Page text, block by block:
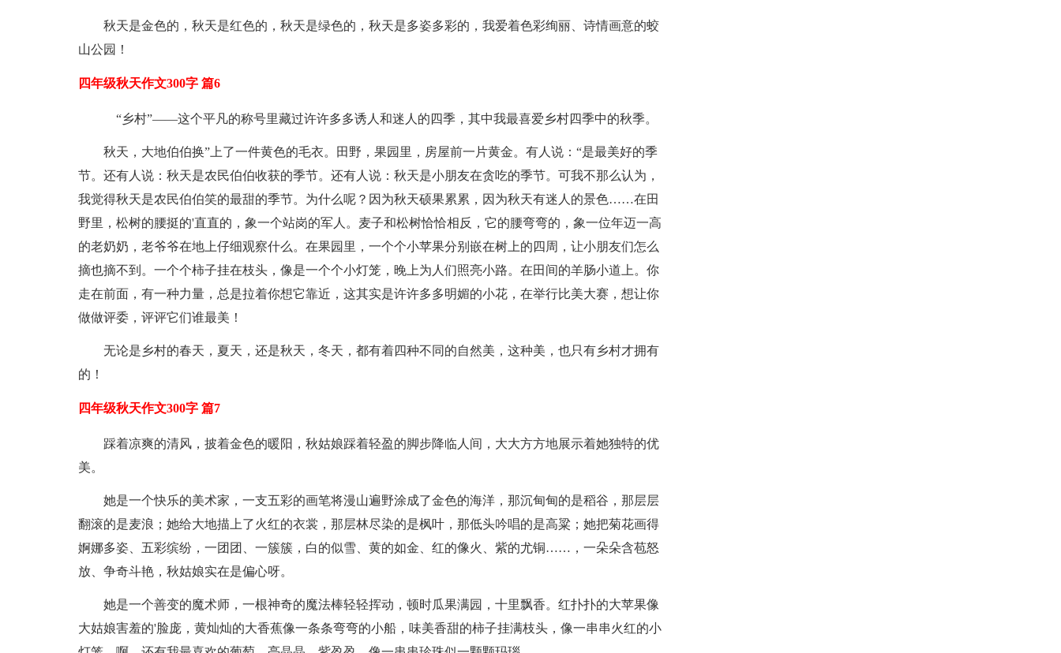
秋天是金色的，秋天是红色的，秋天是绿色的，秋天是多姿多彩的，我爱着色彩绚丽、诗情画意的蛟
山公园！
四年级秋天作文300字 篇6
“乡村”——这个平凡的称号里藏过许许多多诱人和迷人的四季，其中我最喜爱乡村四季中的秋季。
秋天，大地伯伯换”上了一件黄色的毛衣。田野，果园里，房屋前一片黄金。有人说：“是最美好的季
节。还有人说：秋天是农民伯伯收获的季节。还有人说：秋天是小朋友在贪吃的季节。可我不那么认为，
我觉得秋天是农民伯伯笑的最甜的季节。为什么呢？因为秋天硕果累累，因为秋天有迷人的景色……在田
野里，松树的腰挺的'直直的，象一个站岗的军人。麦子和松树恰恰相反，它的腰弯弯的，象一位年迈一高
的老奶奶，老爷爷在地上仔细观察什么。在果园里，一个个小苹果分别嵌在树上的四周，让小朋友们怎么
摘也摘不到。一个个柿子挂在枝头，像是一个个小灯笼，晚上为人们照亮小路。在田间的羊肠小道上。你
走在前面，有一种力量，总是拉着你想它靠近，这其实是许许多多明媚的小花，在举行比美大赛，想让你
做做评委，评评它们谁最美！
无论是乡村的春天，夏天，还是秋天，冬天，都有着四种不同的自然美，这种美，也只有乡村才拥有
的！
四年级秋天作文300字 篇7
踩着凉爽的清风，披着金色的暖阳，秋姑娘踩着轻盈的脚步降临人间，大大方方地展示着她独特的优
美。
她是一个快乐的美术家，一支五彩的画笔将漫山遍野涂成了金色的海洋，那沉甸甸的是稻谷，那层层
翻滚的是麦浪；她给大地描上了火红的衣裳，那层林尽染的是枫叶，那低头吟唱的是高粱；她把菊花画得
婀娜多姿、五彩缤纷，一团团、一簇簇，白的似雪、黄的如金、红的像火、紫的尤铜……，一朵朵含苞怒
放、争奇斗艳，秋姑娘实在是偏心呀。
她是一个善变的魔术师，一根神奇的魔法棒轻轻挥动，顿时瓜果满园，十里飘香。红扑扑的大苹果像
大姑娘害羞的'脸庞，黄灿灿的大香蕉像一条条弯弯的小船，味美香甜的柿子挂满枝头，像一串串火红的小